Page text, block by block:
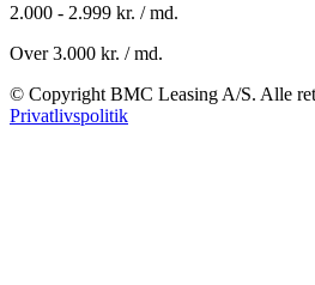
2.000 - 2.999 kr. / md.
Over 3.000 kr. / md.
© Copyright BMC Leasing A/S. Alle
Privatlivspolitik